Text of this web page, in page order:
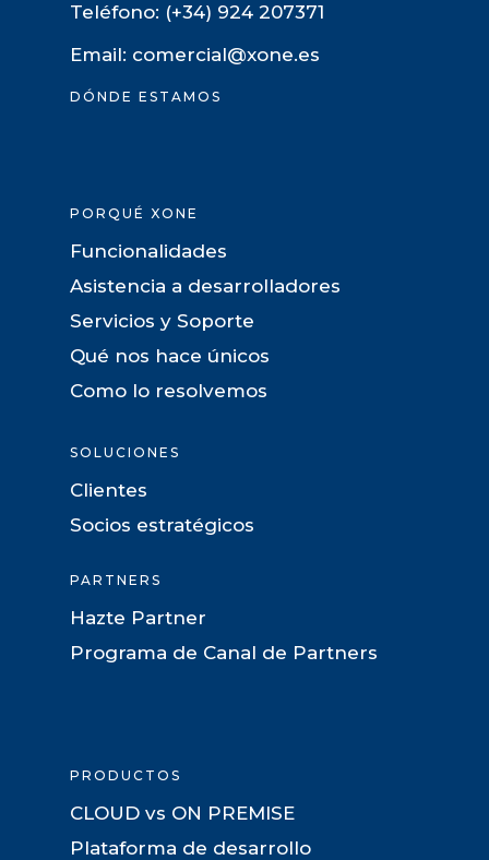
Teléfono: (+34) 924 207371
Email: comercial@xone.es
DÓNDE ESTAMOS
PORQUÉ XONE
Funcionalidades
Asistencia a desarrolladores
Servicios y Soporte
Qué nos hace únicos
Como lo resolvemos
SOLUCIONES
Clientes
Socios estratégicos
PARTNERS
Hazte Partner
Programa de Canal de Partners
PRODUCTOS
CLOUD vs ON PREMISE
Plataforma de desarrollo